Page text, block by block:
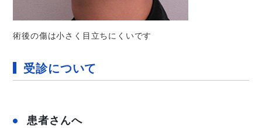
術後の傷は小さく目立ちにくいです
受診について
患者さんへ